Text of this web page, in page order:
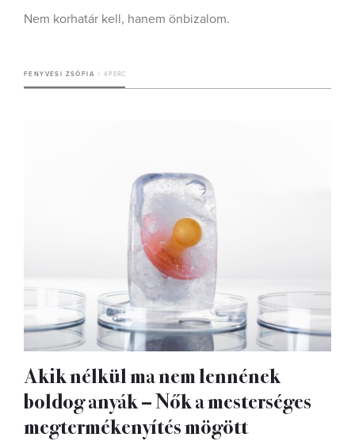
Nem korhatár kell, hanem önbizalom.
FENYVESI ZSÓFIA 4 PERC
Akik nélkül ma nem lennének
boldog anyák – Nők a mesterséges
megtermékenyítés mögött